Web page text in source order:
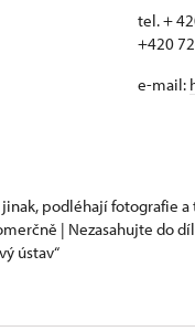
tel. +
+420
e-mail:
podléhají fotografie a
| Nezasahujte do
ústav“